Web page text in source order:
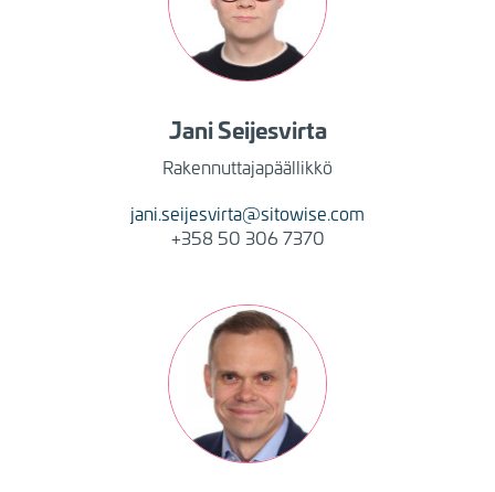
JaniSeijesvirta
Rakennuttajapäällikkö
jani.seijesvirta@sitowise.com
+358 50 306 7370